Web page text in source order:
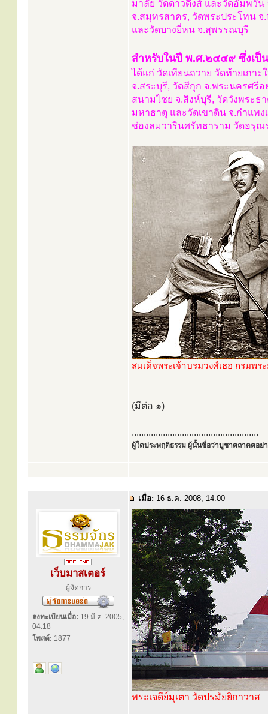
มาลัย วัดดาวดึงส์ และวัดอัมพวั
จ.สมุทรสาคร, วัดพระประโทน จ
และวัดบางยี่หน จ.สุพรรณบุรี
สำหรับในปี พ.ศ.๒๔๔๙ ซึ่งเป็
ได้แก่ วัดเทียนถวาย วัดท้ายเกา
จ.สระบุรี, วัดสีกุก จ.พระนครศรี
สนามไชย จ.สิงห์บุรี, วัดวังพระ
มหาธาตุ และวัดเขาดิน จ.กำแพ
ช่องลมวารินศรัทธาราม วัดอรุณ
สมเด็จพระเจ้าบรมวงศ์เธอ กรมพ
(มีต่อ ๑)
.....................................................
ผู้ใดประพฤติธรรม ผู้นั้นชื่อว่าบูชาตถาคตอย่า
เมื่อ: 16 ธ.ค. 2008, 14:00
เว็บมาสเตอร์
ผู้จัดการ
ลงทะเบียนเมื่อ: 19 มี.ค. 2005,
04:18
โพสต์: 1877
พระเจดีย์มุเตา วัดปรมัยยิกาวาส